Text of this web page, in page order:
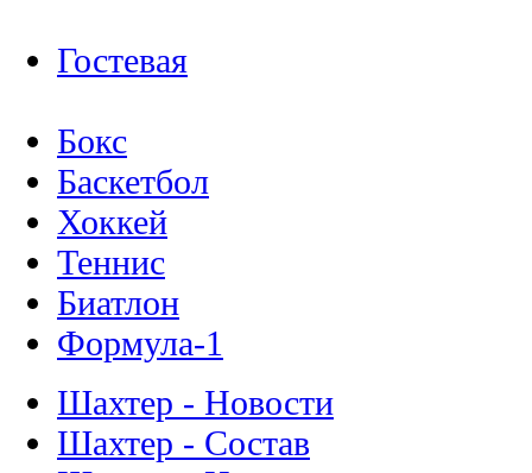
Гостевая
Бокс
Баскетбол
Хоккей
Теннис
Биатлон
Формула-1
Шахтер - Новости
Шахтер - Состав